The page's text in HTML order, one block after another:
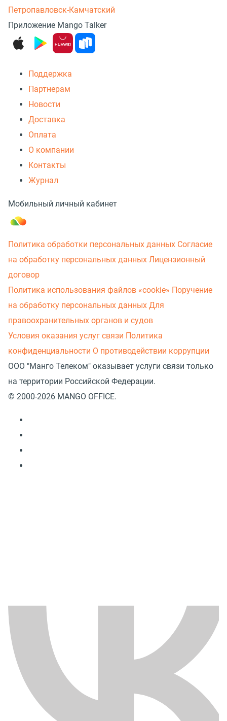
Петропавловск-Камчатский
Приложение Mango Talker
Поддержка
Партнерам
Новости
Доставка
Оплата
О компании
Контакты
Журнал
Мобильный личный кабинет
Политика обработки персональных данных Согласие
на обработку персональных данных Лицензионный
договор
Политика использования файлов «cookie» Поручение
на обработку персональных данных Для
правоохранительных органов и судов
Условия оказания услуг связи Политика
конфиденциальности О противодействии коррупции
ООО "Манго Телеком" оказывает услуги связи только
на территории Российской Федерации.
© 2000-2026 MANGO OFFICE.